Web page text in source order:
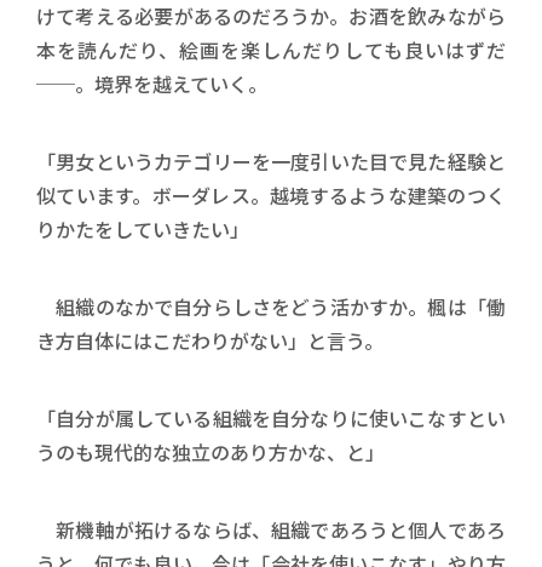
けて考える必要があるのだろうか。お酒を飲みながら
本を読んだり、絵画を楽しんだりしても良いはずだ
──。境界を越えていく。
「男女というカテゴリーを一度引いた目で見た経験と
似ています。ボーダレス。越境するような建築のつく
りかたをしていきたい」
組織のなかで自分らしさをどう活かすか。楓は「働
き方自体にはこだわりがない」と言う。
「自分が属している組織を自分なりに使いこなすとい
うのも現代的な独立のあり方かな、と」
新機軸が拓けるならば、組織であろうと個人であろ